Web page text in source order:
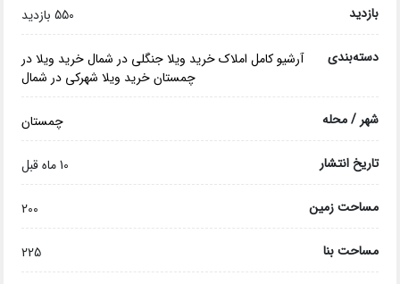
بازدید 550 بازدید
دسته‌بندی آرشیو کامل املاک خرید ویلا جنگلی در شمال خرید ویلا در
چمستان خرید ویلا شهرکی در شمال
شهر / محله چمستان
تاریخ انتشار 10 ماه قبل
مساحت زمین 200
مساحت بنا 225